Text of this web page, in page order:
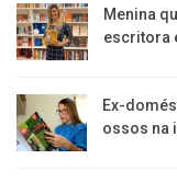
Menina
escritora
Ex-
ossos na